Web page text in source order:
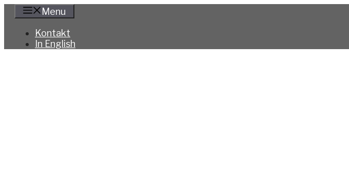
Hoppa
innehåll
Menu
Kontakt
In English